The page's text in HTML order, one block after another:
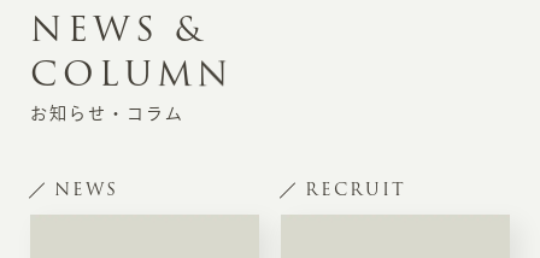
N EWS &
CO LUMN
お知らせ・コラム
NEWS RECRUIT